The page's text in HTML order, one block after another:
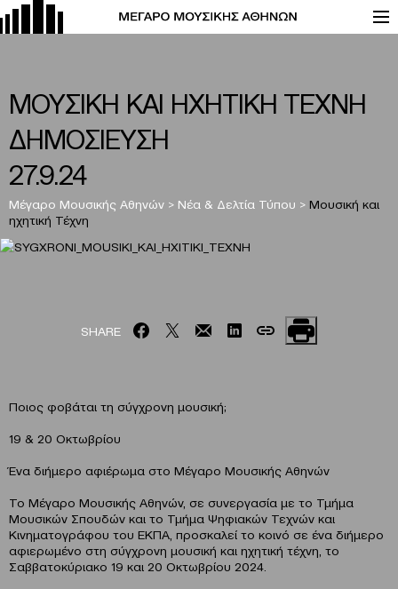
ΜΟΥΣΙΚΗ ΚΑΙ ΗΧΗΤΙΚΗ ΤΕΧΝΗ
ΔΗΜΟΣΙΕΥΣΗ
27.9.24
Μέγαρο Μουσικής Αθηνών > Νέα & Δελτία Τύπου > Μουσική και
ηχητική Τέχνη
SHARE
Ποιος φοβάται τη σύγχρονη μουσική;
19 & 20 Οκτωβρίου
Ένα διήμερο αφιέρωμα στο Μέγαρο Μουσικής Αθηνών
Το Μέγαρο Μουσικής Αθηνών, σε συνεργασία με το Τμήμα
Μουσικών Σπουδών και το Τμήμα Ψηφιακών Τεχνών και
Κινηματογράφου του ΕΚΠΑ, προσκαλεί το κοινό σε ένα διήμερο
αφιερωμένο στη σύγχρονη μουσική και ηχητική τέχνη, το
Σαββατοκύριακο 19 και 20 Οκτωβρίου 2024.